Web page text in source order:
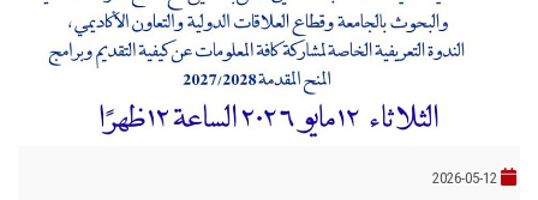
2026-05-12